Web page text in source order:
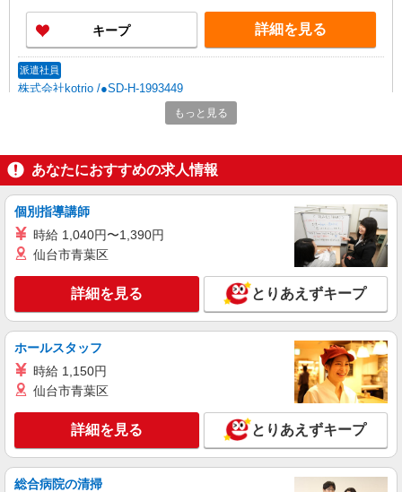
キープ 詳細を見る
派遣社員
株式会社kotrio /●SD-H-1993449
会津若松市の障がい者デイサービスで見守りな
ど★30・40代活躍中
通費全支給(ガソリン代含む)＞
会津若松市 その他多数
キープ 詳細を見る
株式会社kotrio /●SD-H-1909096
＜会津若松市＞和気あいあいとした雰囲気！障
がい者支援のお仕事
時給1350円〜2062円 ＜日払い有/週払い有/交
キープ 詳細を見る
株式会社kotrio /●SD-H-1993049
もっと見る
あなたにおすすめの求人情報
個別指導講師
時給 1,040円〜1,390円
仙台市青葉区
詳細を見る とりあえずキープ
ホールスタッフ
時給 1,150円
仙台市青葉区
詳細を見る とりあえずキープ
総合病院の清掃